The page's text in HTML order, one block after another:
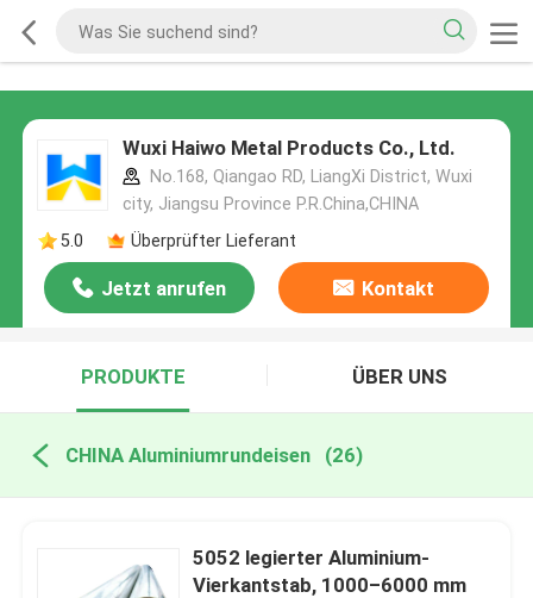
Wuxi Haiwo Metal Products Co., Ltd.
No.168, Qiangao RD, LiangXi District, Wuxi
city, Jiangsu Province P.R.China,CHINA
5.0
Überprüfter Lieferant
Jetzt anrufen Kontakt
PRODUKTE ÜBER UNS
CHINA Aluminiumrundeisen (26)
5052 legierter Aluminium-
Vierkantstab, 1000–6000 mm